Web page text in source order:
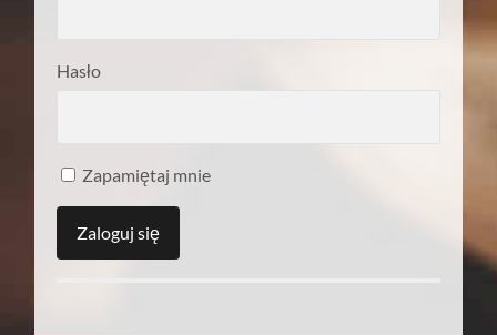
Hasło
Zapamiętaj mnie